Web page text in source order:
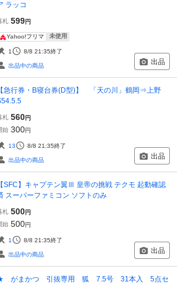
ラッコ
札 599円
Yahoo!フリマ 未使用
1 8/8 21:35終了
出品中の商品 出品
【急行券・B寝台券(D型)】 「天の川」鶴岡⇒上野
札 560円
始 300円
13 8/8 21:35終了
出品中の商品 出品
【SFC】キャプテン翼Ⅲ 皇帝の挑戦 テクモ 起動確認
スーパーファミコン ソフトのみ
札 500円
始 500円
1 8/8 21:35終了
出品中の商品 出品
がまかつ 引抜専用 狐 7.5号 31本入 5点セ